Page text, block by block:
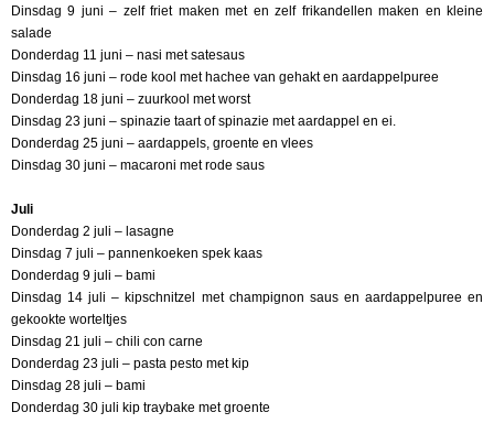
Dinsdag 9 juni – zelf friet maken met en zelf frikandellen maken en kleine
salade
Donderdag 11 juni – nasi met satesaus
Dinsdag 16 juni – rode kool met hachee van gehakt en aardappelpuree
Donderdag 18 juni – zuurkool met worst
Dinsdag 23 juni – spinazie taart of spinazie met aardappel en ei.
Donderdag 25 juni – aardappels, groente en vlees
Dinsdag 30 juni – macaroni met rode saus
Juli
Donderdag 2 juli – lasagne
Dinsdag 7 juli – pannenkoeken spek kaas
Donderdag 9 juli – bami
Dinsdag 14 juli – kipschnitzel met champignon saus en aardappelpuree en
gekookte worteltjes
Dinsdag 21 juli – chili con carne
Donderdag 23 juli – pasta pesto met kip
Dinsdag 28 juli – bami
Donderdag 30 juli kip traybake met groente